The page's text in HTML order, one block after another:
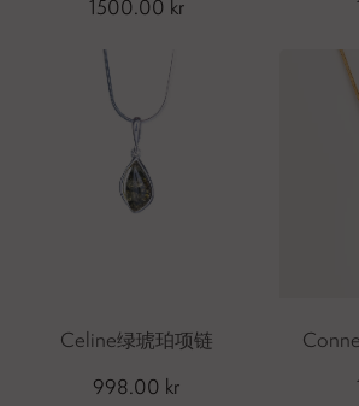
1500.00 kr
Celine绿琥珀项链
998.00 kr